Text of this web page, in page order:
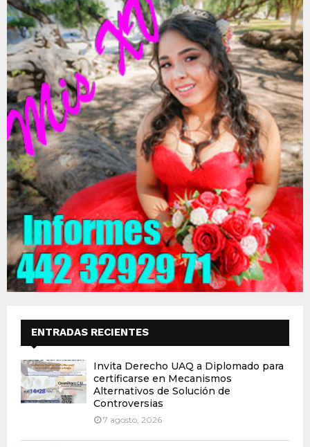
ENTRADAS RECIENTES
Invita Derecho UAQ a Diplomado para
certificarse en Mecanismos
Alternativos de Solución de
Controversias
7 agosto, 2026